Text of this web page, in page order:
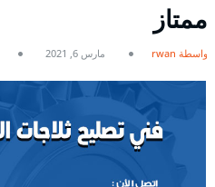
ممتاز
بواسطة rwan مارس 6, 2021